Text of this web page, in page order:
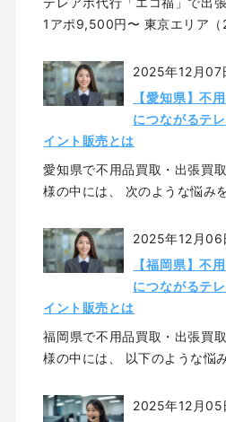
お問い合わせ
1アポ9,500円〜 東京エリア（
2025年12月07
【愛知県】不
につながるテ
イント販売とは
愛知県で不用品買取・出張買
様の中には、 次のような悩み
2025年12月06
【福岡県】不
につながるテ
イント販売とは
福岡県で不用品買取・出張買
様の中には、 以下のような悩
2025年12月05